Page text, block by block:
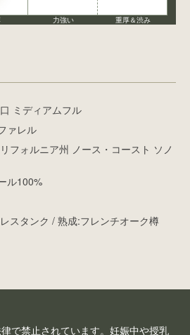
力強い 重厚＆渋み
ミディアムフル
ァレル
フォルニア州 ノース・コースト ソノ
ル100%
スタンク / 熟成:フレンチオーク樽
で禁止されています。妊娠中や授乳